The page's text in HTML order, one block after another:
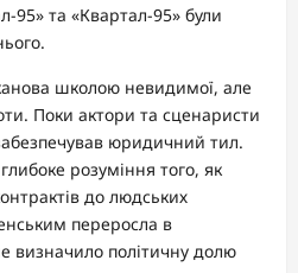
95» та «Квартал-95» були
школою невидимої, але
Поки актори та сценаристи
юридичний тил.
розуміння того, як
до людських
переросла в
визначило політичну долю